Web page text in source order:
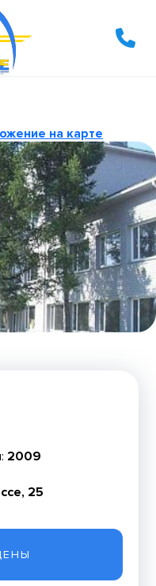
на карте
2009
25